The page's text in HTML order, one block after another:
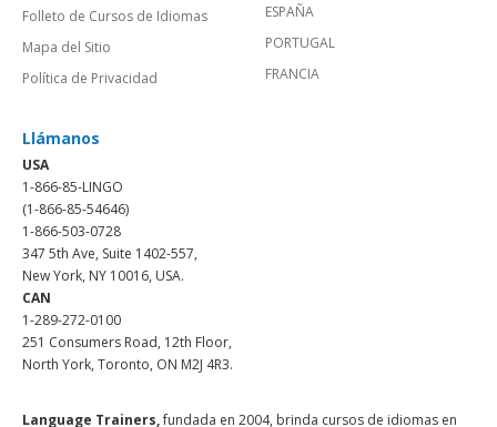
Folleto de Cursos de Idiomas
Mapa del Sitio
Política de Privacidad
ESPAÑA
PORTUGAL
FRANCIA
Llámanos
USA
1-866-85-LINGO
(1-866-85-54646)
1-866-503-0728
347 5th Ave, Suite 1402-557,
New York, NY 10016, USA.
CAN
1-289-272-0100
251 Consumers Road, 12th Floor,
North York, Toronto, ON M2J 4R3.
Language Trainers,fundada en 2004, brinda cursos de idiomas en